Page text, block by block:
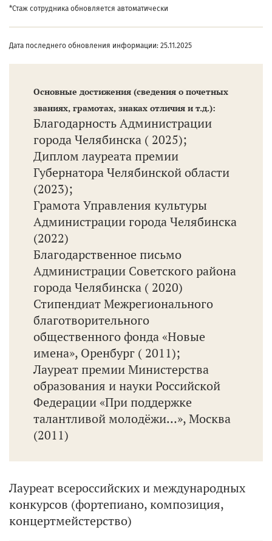
*Стаж сотрудника обновляется автоматически
Дата последнего обновления информации: 25.11.2025
Основные достижения (сведения о почетных
званиях, грамотах, знаках отличия и т.д.):
Благодарность Администрации
города Челябинска ( 2025);
Диплом лауреата премии
Губернатора Челябинской области
(2023);
Грамота Управления культуры
Администрации города Челябинска
(2022)
Благодарственное письмо
Администрации Советского района
города Челябинска ( 2020)
Стипендиат Межрегионального
благотворительного
общественного фонда «Новые
имена», Оренбург ( 2011);
Лауреат премии Министерства
образования и науки Российской
Федерации «При поддержке
талантливой молодёжи…», Москва
(2011)
Лауреат всероссийских и международных
конкурсов (фортепиано, композиция,
концертмейстерство)